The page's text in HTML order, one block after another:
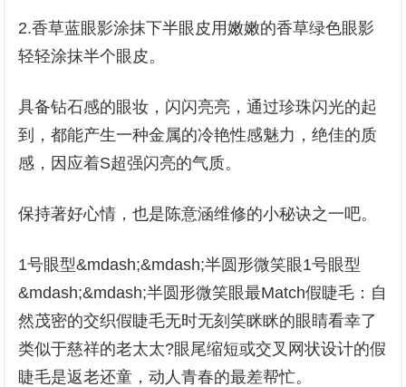
2.香草蓝眼影涂抹下半眼皮用嫩嫩的香草绿色眼影
轻轻涂抹半个眼皮。
具备钻石感的眼妆，闪闪亮亮，通过珍珠闪光的起
到，都能产生一种金属的冷艳性感魅力，绝佳的质
感，因应着S超强闪亮的气质。
保持著好心情，也是陈意涵维修的小秘诀之一吧。
1号眼型&mdash;&mdash;半圆形微笑眼1号眼型
&mdash;&mdash;半圆形微笑眼最Match假睫毛：自
然茂密的交织假睫毛无时无刻笑眯眯的眼睛看幸了
类似于慈祥的老太太?眼尾缩短或交叉网状设计的假
睫毛是返老还童，动人青春的最差帮忙。